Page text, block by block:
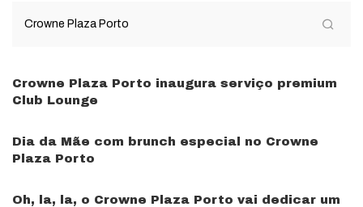
Crowne Plaza Porto inaugura serviço premium
Club Lounge
Dia da Mãe com brunch especial no Crowne
Plaza Porto
Oh, la, la, o Crowne Plaza Porto vai dedicar um